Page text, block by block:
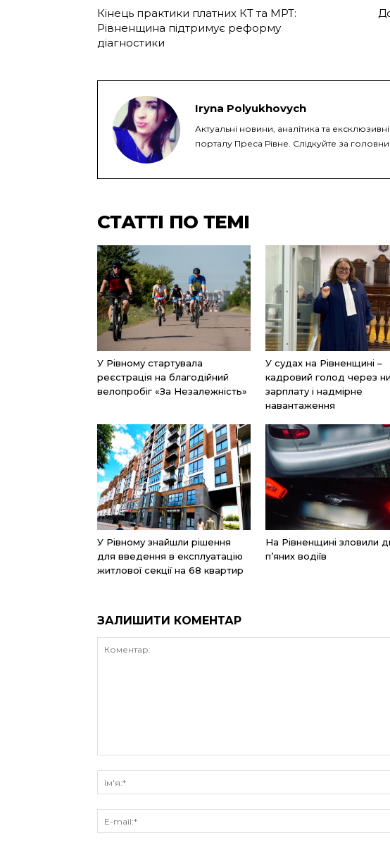
Кінець практики платних КТ та МРТ:
Рівненщина підтримує реформу
діагностики
Iryna Polyukhovych
Актуальні новини, аналітика та
порталу Преса Рівне. Слідкуйте за
СТАТТІ ПО ТЕМІ
У Рівному стартувала
реєстрація на благодійний
велопробіг «За Незалежність»
У судах на Рівненщині –
кадровий голод через
зарплату і надмірне
навантаження
У Рівному знайшли рішення
для введення в експлуатацію
житлової секції на 68 квартир
На Рівненщині зловили
п’яних водіїв
ЗАЛИШИТИ КОМЕНТАР